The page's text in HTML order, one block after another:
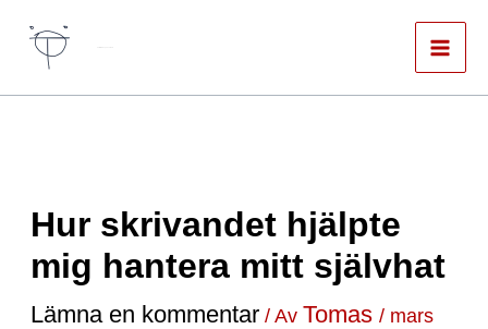
innehåll
Hur skrivandet hjälpte
mig hantera mitt självhat
Lämna en kommentar / Av Tomas / mars